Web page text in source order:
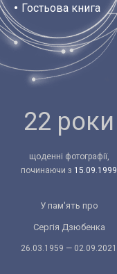
• Гостьова книга
22 роки
щоденні фотографії,
починаючи з 15.09.1999
У пам'ять про
Сергія Дзюбенка
26.03.1959 — 02.09.2021